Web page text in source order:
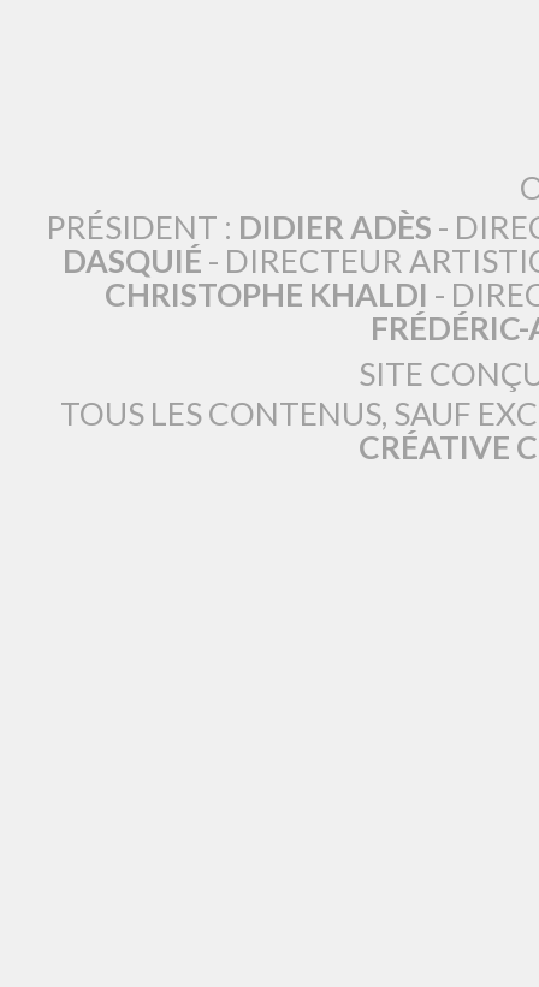
PRÉSIDENT : DIDIER ADÈS -
DASQUIÉ - DIRECTEUR
CHRISTOPHE KHALDI -
SITE
TOUS LES CONTENUS, SAUF
CRÉATIVE